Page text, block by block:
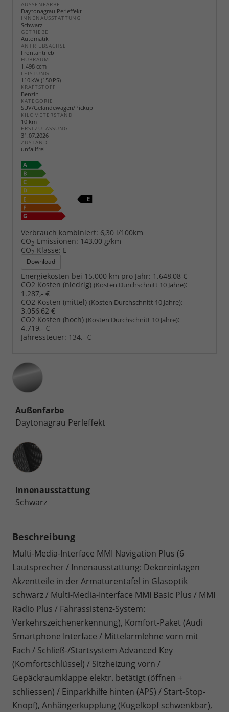
AUSSENFARBE
Daytonagrau Perleffekt
INNENAUSSTATTUNG
Schwarz
GETRIEBE
Automatik
ANTRIEBSACHSE
Frontantrieb
HUBRAUM
1.498 ccm
LEISTUNG
110 kW (150 PS)
KRAFTSTOFF
Benzin
KATEGORIE
SUV/Geländewagen/Pickup
KILOMETERSTAND
10 km
ERSTZULASSUNG
31.07.2026
ZUSTAND
unfallfrei
Verbrauch kombiniert: 6,30 l/100km
CO2-Emissionen: 143,00 g/km
CO2-Klasse: E
Download
Energiekosten bei 15.000 km pro Jahr: 1.648,08 €
CO2 Kosten (niedrig) (Kosten Durchschnitt 10 Jahre):
1.287,- €
CO2 Kosten (mittel) (Kosten Durchschnitt 10 Jahre):
3.056,62 €
CO2 Kosten (hoch) (Kosten Durchschnitt 10 Jahre):
4.719,- €
Jahressteuer: 134,- €
Außenfarbe
Daytonagrau Perleffekt
Innenausstattung
Innenausstattung
Schwarz
Beschreibung
Multi-Media-Interface MMI Navigation Plus (6
Lautsprecher / Innenausstattung: Dekoreinlagen
Akzentteile in der Armaturentafel in Glasoptik
schwarz / Multi-Media-Interface MMI Basic Plus / MMI
Radio Plus / Fahrassistenz-System:
Verkehrszeichenerkennung), Komfort-Paket (Audi
Smartphone Interface / Mittelarmlehne vorn mit
Fach / Schließ-/Startsystem Advanced Key
(Komfortschlüssel) / Sitzheizung vorn /
Gepäckraumklappe elektr. betätigt (öffnen +
schliessen) / Einparkhilfe hinten (APS) / Start-Stop-
Knopf), Anhängerkupplung (Kugelkopf schwenkbar),